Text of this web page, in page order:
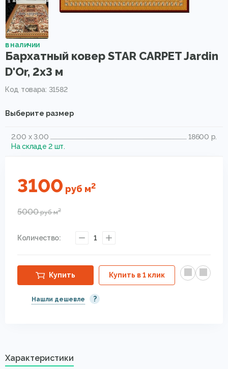
в наличии
Бархатный ковер STAR CARPET Jardin
D'Or, 2x3 м
Код товара: 31582
Выберите размер
2.00 x 3.00
18600 р.
На складе 2 шт.
3100 руб м2
5000рубм2
Количество: 1
Купить Купить в 1 клик
Нашли дешевле ?
Характеристики